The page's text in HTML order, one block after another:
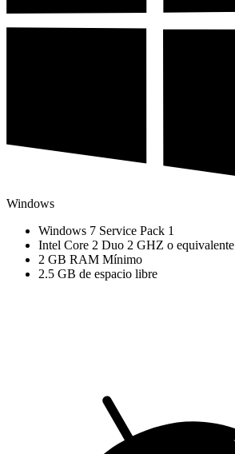
Windows
Windows 7 Service Pack 1
Intel Core 2 Duo 2 GHZ o equivalente
2 GB RAM Mínimo
2.5 GB de espacio libre